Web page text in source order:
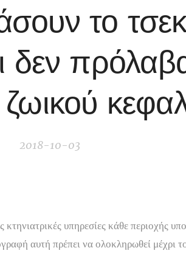
το
δεν
2018-10-03
υπηρεσίες κάθε περιοχής
αυτή πρέπει να ολοκληρωθεί μέχρι